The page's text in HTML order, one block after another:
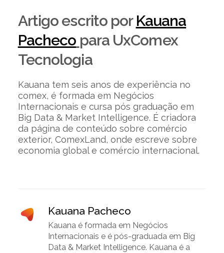
Artigo escrito por Kauana
Pacheco para UxComex
Tecnologia
Kauana tem seis anos de experiência no
comex, é formada em Negócios
Internacionais e cursa pós graduação em
Big Data & Market Intelligence. É criadora
da página de conteúdo sobre comércio
exterior, ComexLand, onde escreve sobre
economia global e comércio internacional.
Kauana Pacheco
Kauana é formada em Negócios
Internacionais e é pós-graduada em Big
Data & Market Intelligence. Kauana é a